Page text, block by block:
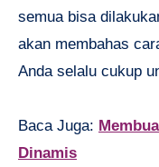
semua bisa
akan membahas
Anda selalu cukup
Baca Juga:
Dinamis